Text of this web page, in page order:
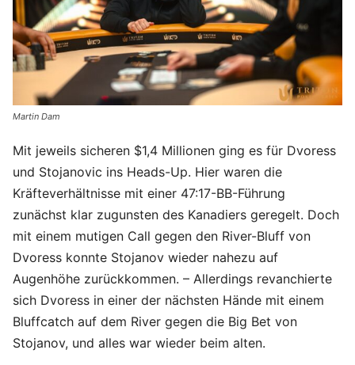
Martin Dam
Mit jeweils sicheren $1,4 Millionen ging es für Dvoress
und Stojanovic ins Heads-Up. Hier waren die
Kräfteverhältnisse mit einer 47:17-BB-Führung
zunächst klar zugunsten des Kanadiers geregelt. Doch
mit einem mutigen Call gegen den River-Bluff von
Dvoress konnte Stojanov wieder nahezu auf
Augenhöhe zurückkommen. – Allerdings revanchierte
sich Dvoress in einer der nächsten Hände mit einem
Bluffcatch auf dem River gegen die Big Bet von
Stojanov, und alles war wieder beim alten.